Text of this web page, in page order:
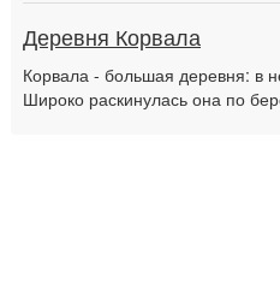
Деревня Корвала
Корвала - большая деревня: в
Широко раскинулась она по